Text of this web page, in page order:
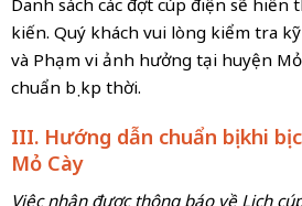
kiến. Quý khách vui lòng kiểm tra
và Phạm vi ảnh hưởng tại huyện Mỏ
chuẩn bị kịp thời.
III. Hướng dẫn chuẩn bị khi bị
Mỏ Cày
Việc nhận được thông báo về Lịch